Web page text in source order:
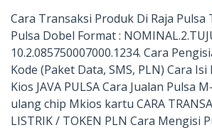
Cara Transaksi Produk Di Raja Pulsa
Pulsa Dobel Format :
10.2.085750007000.1234. Cara
Kode (Paket Data, SMS, PLN) Cara
Kios JAVA PULSA Cara Jualan Pulsa
ulang chip Mkios kartu CARA
LISTRIK / TOKEN PLN Cara Mengisi